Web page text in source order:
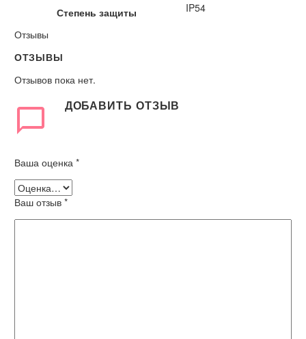
Степень защиты
IP54
Отзывы
ОТЗЫВЫ
Отзывов пока нет.
ДОБАВИТЬ ОТЗЫВ
Ваша оценка *
Ваш отзыв *